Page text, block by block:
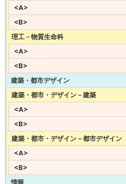
<A>
<B>
理工－物質生命科
<A>
<B>
建築・都市デザイン
建築・都市・デザイン－建築
<A>
<B>
建築・都市・デザイン－都市デザイン
<A>
<B>
情報